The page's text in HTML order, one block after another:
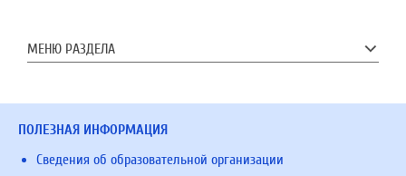
МЕНЮ РАЗДЕЛА
ПОЛЕЗНАЯ ИНФОРМАЦИЯ
Сведения об образовательной организации